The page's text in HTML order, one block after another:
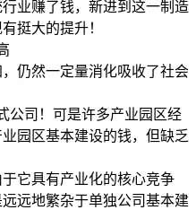
业赚了钱，新进到这一制造
挺大的提升！
仍然一定量消化吸收了社会
公司！可是许多产业园区经
园区基本建设的钱，但缺乏
它具有产业化的核心竞争
远地繁杂于单独公司基本建